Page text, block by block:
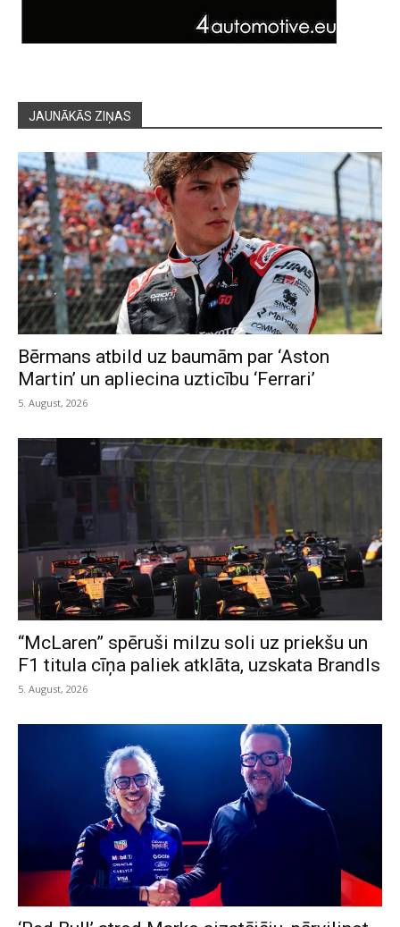
JAUNĀKĀS ZIŅAS
Bērmans atbild uz baumām par ‘Aston
Martin’ un apliecina uzticību ‘Ferrari’
5. August, 2026
“McLaren” spēruši milzu soli uz priekšu un
F1 titula cīņa paliek atklāta, uzskata Brandls
5. August, 2026